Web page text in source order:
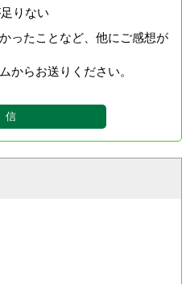
りない
ったことなど、他にご感想が
からお送りください。